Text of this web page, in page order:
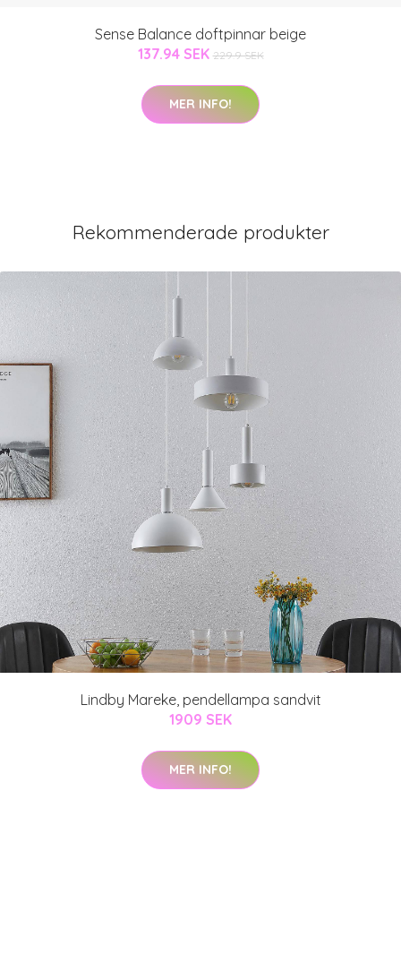
Sense Balance doftpinnar beige
137.94 SEK 229.9 SEK
MER INFO!
Rekommenderade produkter
Lindby Mareke, pendellampa sandvit
1909 SEK
MER INFO!